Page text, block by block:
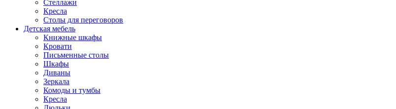
Стеллажи
Кресла
Столы для переговоров
Детская мебель
Книжные шкафы
Кровати
Письменные столы
Шкафы
Диваны
Зеркала
Комоды и тумбы
Кресла